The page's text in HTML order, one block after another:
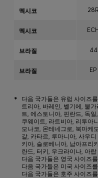
28R
44
EP
멕시코
멕시코
브라질
브라질
*
다음 국가들은 유럽 사이즈
트리아, 바레인, 벨기에, 불
트, 에스토니아, 핀란드, 독
쿠웨이트, 라트비아, 리투아
모나코, 몬테네그로, 북마케
갈, 카타르, 루마니아, 사우
키아, 슬로베니아, 남아프리
란드, 터키, 우크라이나, 아
다음 국가들은 영국 사이즈
다음 국가들은 미국 사이즈
다음 국가들은 호주 사이즈